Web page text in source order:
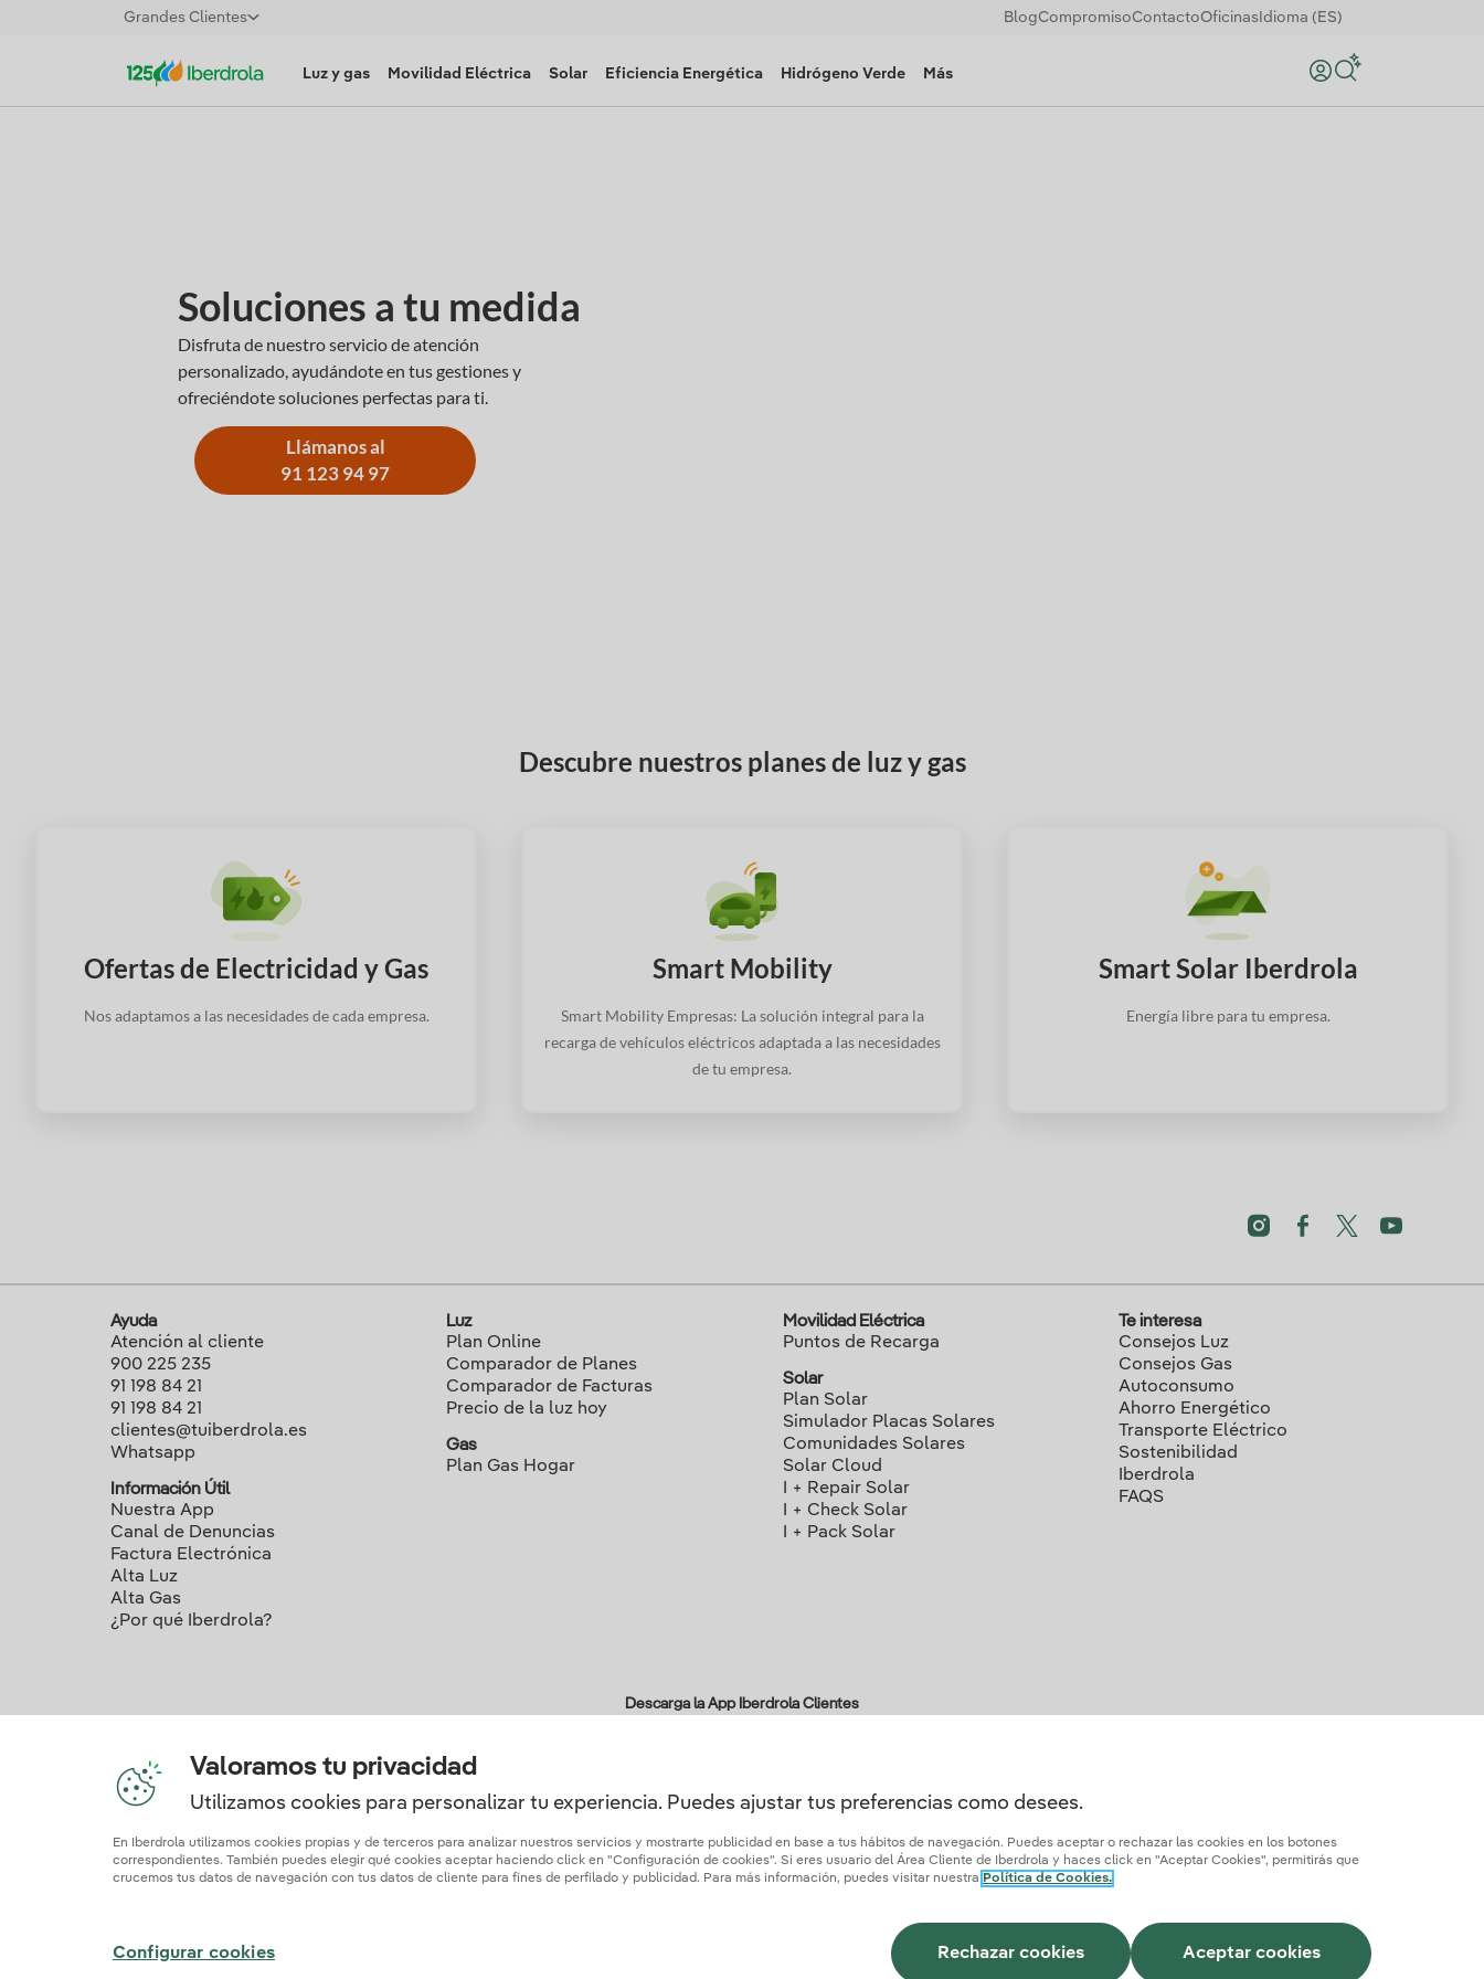
Grandes Clientes BlogCompromisoContactoOficinas Idioma (ES)
Luz y gas Movilidad Eléctrica Solar Eficiencia Energética Hidrógeno Verde Más Buscar
Soluciones a tu medida
Disfruta de nuestro servicio de atención
personalizado, ayudándote en tus gestiones y
ofreciéndote soluciones perfectas para ti.
Llámanos al
91 123 94 97
Descubre nuestros planes de luz y gas
Ofertas de Electricidad y Gas
Nos adaptamos a las necesidades de cada empresa.
Smart Mobility
Smart Mobility Empresas: La solución integral para la
recarga de vehículos eléctricos adaptada a las necesidades
de tu empresa.
Smart Solar Iberdrola
Energía libre para tu empresa.
Ayuda
Atención al cliente
900 225 235
91 198 84 21
91 198 84 21
clientes@tuiberdrola.es
Whatsapp
Información Útil
Nuestra App
Canal de Denuncias
Factura Electrónica
Alta Luz
Alta Gas
¿Por qué Iberdrola?
Luz
Plan Online
Comparador de Planes
Comparador de Facturas
Precio de la luz hoy
Gas
Plan Gas Hogar
Movilidad Eléctrica
Puntos de Recarga
Solar
Plan Solar
Simulador Placas Solares
Comunidades Solares
Solar Cloud
I + Repair Solar
I + Check Solar
I + Pack Solar
Te interesa
Consejos Luz
Consejos Gas
Autoconsumo
Ahorro Energético
Transporte Eléctrico
Sostenibilidad
Iberdrola
FAQS
Descarga la App Iberdrola Clientes
Nuestros certificados de confianza
© 2026 Iberdrola Clientes S.A.U. Este sitio está protegido por reCAPTCHA.
Valoramos tu privacidad
Utilizamos cookies para personalizar tu experiencia. Puedes ajustar tus preferencias como desees.
En Iberdrola utilizamos cookies propias y de terceros para analizar nuestros servicios y mostrarte publicidad en base a tus hábitos de navegación. Puedes aceptar o rechazar las cookies en los botones
correspondientes. También puedes elegir qué cookies aceptar haciendo click en "Configuración de cookies". Si eres usuario del Área Cliente de Iberdrola y haces click en "Aceptar Cookies", permitirás que
crucemos tus datos de navegación con tus datos de cliente para fines de perfilado y publicidad. Para más información, puedes visitar nuestra Política de Cookies.
Configurar cookies Rechazar cookies Aceptar cookies